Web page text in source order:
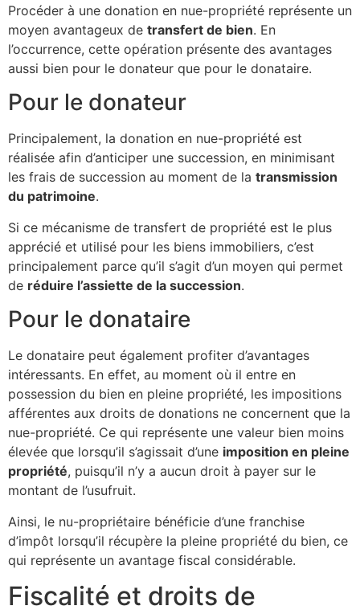
Procéder à une donation en nue-propriété représente un
moyen avantageux de transfert de bien. En
l’occurrence, cette opération présente des avantages
aussi bien pour le donateur que pour le donataire.
Pour le donateur
Principalement, la donation en nue-propriété est
réalisée afin d’anticiper une succession, en minimisant
les frais de succession au moment de la transmission
du patrimoine.
Si ce mécanisme de transfert de propriété est le plus
apprécié et utilisé pour les biens immobiliers, c’est
principalement parce qu’il s’agit d’un moyen qui permet
de réduire l’assiette de la succession.
Pour le donataire
Le donataire peut également profiter d’avantages
intéressants. En effet, au moment où il entre en
possession du bien en pleine propriété, les impositions
afférentes aux droits de donations ne concernent que la
nue-propriété. Ce qui représente une valeur bien moins
élevée que lorsqu’il s’agissait d’une imposition en pleine
propriété, puisqu’il n’y a aucun droit à payer sur le
montant de l’usufruit.
Ainsi, le nu-propriétaire bénéficie d’une franchise
d’impôt lorsqu’il récupère la pleine propriété du bien, ce
qui représente un avantage fiscal considérable.
Fiscalité et droits de